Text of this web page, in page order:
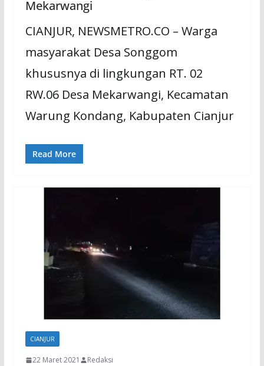
Mekarwangi
CIANJUR, NEWSMETRO.CO – Warga
masyarakat Desa Songgom
khususnya di lingkungan RT. 02
RW.06 Desa Mekarwangi, Kecamatan
Warung Kondang, Kabupaten Cianjur
Read More
CIANJUR
22 Maret 2021 Redaksi